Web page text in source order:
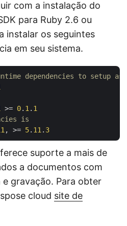
com a instalação do
para Ruby 2.6 ou
instalar os seguintes
em seu sistema.
dependencies to setup
>= 0. 1 . 1
is
, >= 5. 11 . 3
suporte a mais de
a documentos com
gravação. Para obter
cloud site de